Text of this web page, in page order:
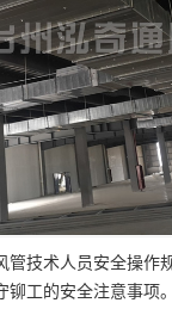
管技术人员安全操作
铆工的安全注意事项